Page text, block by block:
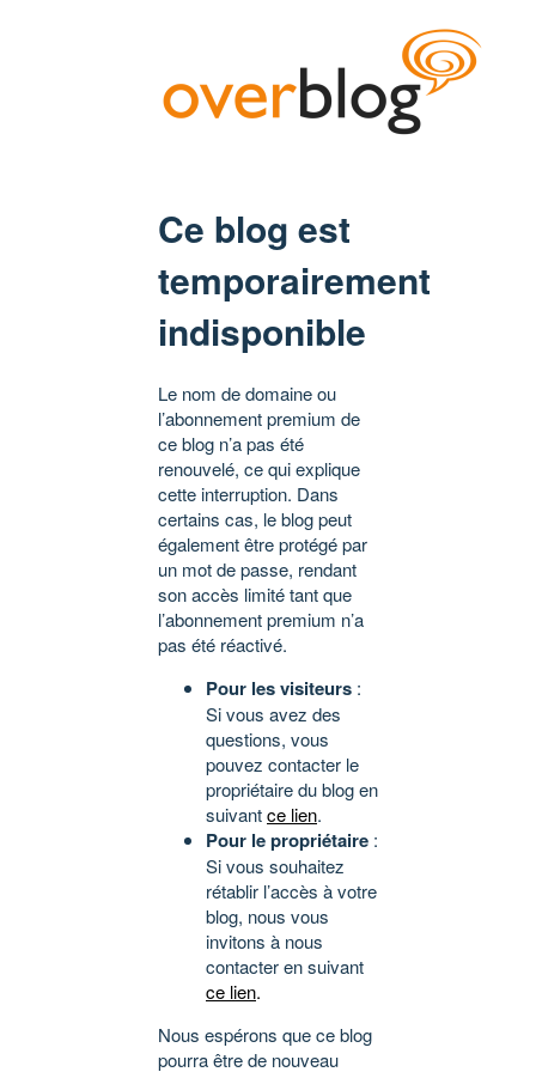
Ce blog est
temporairement
indisponible
Le nom de domaine ou
l’abonnement premium de
ce blog n’a pas été
renouvelé, ce qui explique
cette interruption. Dans
certains cas, le blog peut
également être protégé par
un mot de passe, rendant
son accès limité tant que
l’abonnement premium n’a
pas été réactivé.
Pour les visiteurs :
Si vous avez des
questions, vous
pouvez contacter le
propriétaire du blog en
suivantce lien.
Pour le propriétaire :
Si vous souhaitez
rétablir l’accès à votre
blog, nous vous
invitons à nous
contacter en suivant
ce lien.
Nous espérons que ce blog
pourra être de nouveau